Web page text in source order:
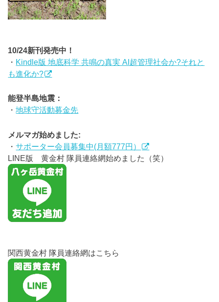
10/24新刊発売中！
・ Kindle版 地底科学 共鳴の真実 AI超管理社会か?それと
も進化か?
能登半島地震：
・地球守活動募金先
メルマガ始めました:
・サポーター会員募集中(月額777円）
LINE版 黄金村 隊員連絡網始めました（笑）
関西黄金村 隊員連絡網はこちら